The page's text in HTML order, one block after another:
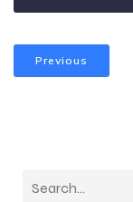
Previous